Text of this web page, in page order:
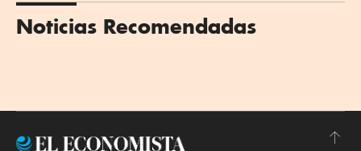
Noticias Recomendadas